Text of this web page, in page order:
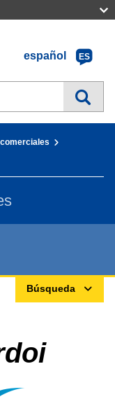
español
ES
Búsqueda